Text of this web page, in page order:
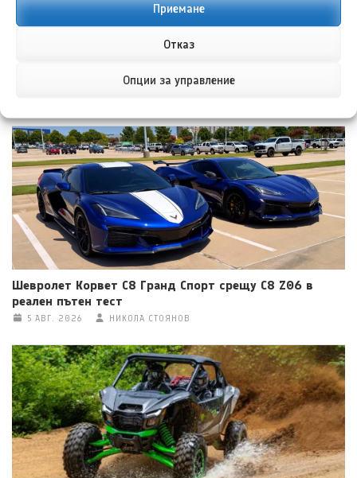
Приемане
Отказ
Опции за управление
във Великобритания
Шевролет Корвет C8 Гранд Спорт срещу C8 Z06 в
реален пътен тест
5 АВГ. 2026 НИКОЛА СТОЯНОВ